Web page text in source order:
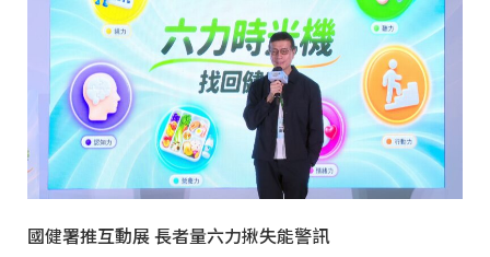
國健署推互動展 長者量六力揪失能警訊